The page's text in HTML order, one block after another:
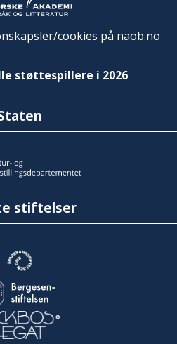
cookies på naob.no
støttespillere i 2026
stiftelser